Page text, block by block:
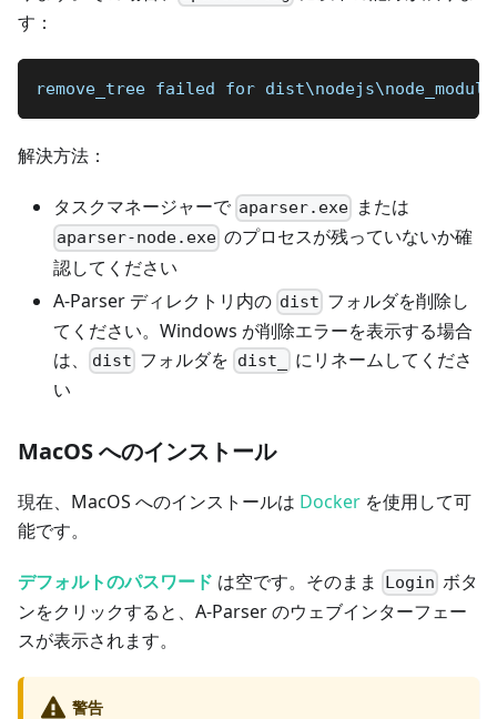
す：
remove_tree failed for
解決方法：
タスクマネージャーで aparser.exe または
aparser-node.exe のプロセスが残っていないか確
認してください
A-Parser ディレクトリ内の dist フォルダを削除し
てください。Windows が削除エラーを表示する場合
は、
dist フォルダを dist_
にリネームしてくださ
い
MacOS へのインストール
現在、MacOS へのインストールは Docker を使用して可
能です。
デフォルトのパスワード は空です。そのまま Login ボタ
ンをクリックすると、A-Parser のウェブインターフェー
スが表示されます。
警告